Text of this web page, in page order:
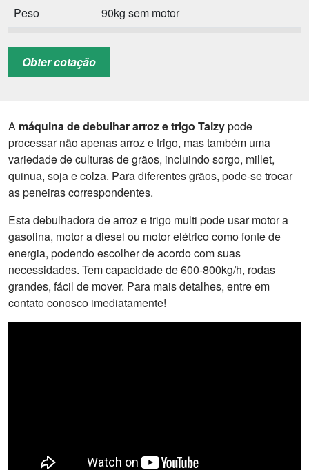
Peso
90kg sem motor
(L*W*H)
Obter cotação
A máquina de debulhar arroz e trigo Taizypode
processar não apenas arroz e trigo, mas também uma
variedade de culturas de grãos, incluindo sorgo, millet,
quinua, soja e colza. Para diferentes grãos, pode-se trocar
as peneiras correspondentes.
Esta debulhadora de arroz e trigo multi pode usar motor a
gasolina, motor a diesel ou motor elétrico como fonte de
energia, podendo escolher de acordo com suas
necessidades. Tem capacidade de 600-800kg/h, rodas
grandes, fácil de mover. Para mais detalhes, entre em
contato conosco imediatamente!